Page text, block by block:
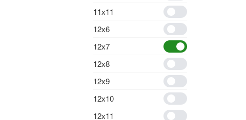
11х11
12х6
12х7
12х8
12х9
12х10
12х11